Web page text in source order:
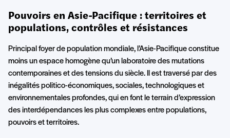
Pouvoirs en Asie-Pacifique : territoires et
populations, contrôles et résistances
Principal foyer de population mondiale, l’Asie-Pacifique constitue
moins un espace homogène qu’un laboratoire des mutations
contemporaines et des tensions du siècle. Il est traversé par des
inégalités politico-économiques, sociales, technologiques et
environnementales profondes, qui en font le terrain d’expression
des interdépendances les plus complexes entre populations,
pouvoirs et territoires.